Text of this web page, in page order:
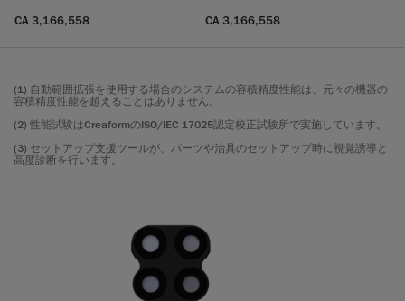
CA 3,166,558
CA 3,166,558
(1) 自動範囲拡張を使用する場合のシステムの容積精度性能は、元々の機器の
容積精度性能を超えることはありません。
(2) 性能試験はCreaformのISO/IEC 17025認定校正試験所で実施しています。
(3) セットアップ支援ツールが、パーツや治具のセットアップ時に視覚誘導と
高度診断を行います。